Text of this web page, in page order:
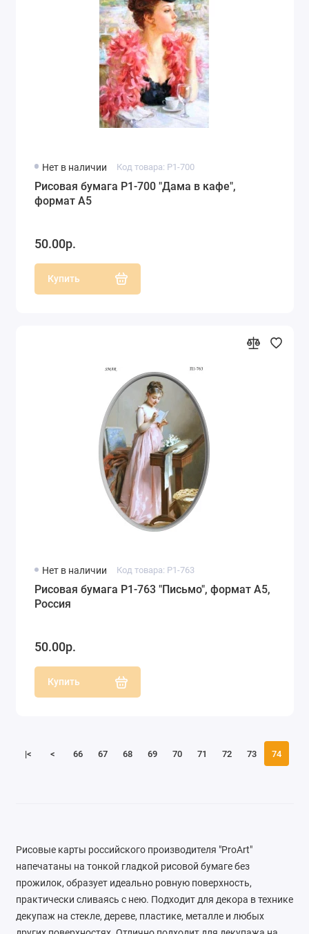
Нет в наличии Код товара: P1-700
Рисовая бумага P1-700 "Дама в кафе",
формат А5
50.00р.
Купить
Нет в наличии Код товара: P1-763
Рисовая бумага P1-763 "Письмо", формат А5,
Россия
50.00р.
Купить
|< < 66 67 68 69 70 71 72 73 74
Рисовые карты российского производителя "ProArt"
напечатаны на тонкой гладкой рисовой бумаге без
прожилок, образует идеально ровную поверхность,
практически сливаясь с нею. Подходит для декора в технике
декупаж на стекле, дереве, пластике, металле и любых